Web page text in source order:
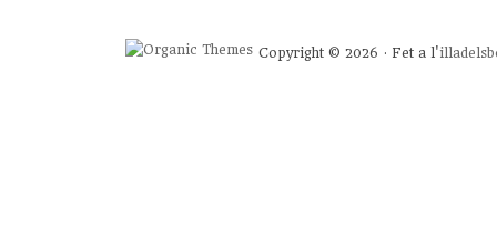
Copyright © 2026 · Fet a l'